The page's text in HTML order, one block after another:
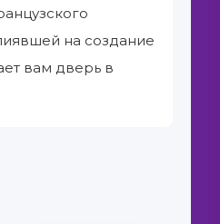
на создание
вам дверь в